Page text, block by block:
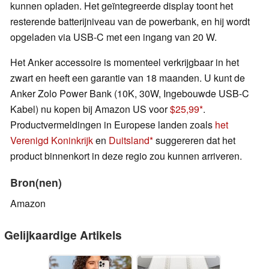
kunnen opladen. Het geïntegreerde display toont het
resterende batterijniveau van de powerbank, en hij wordt
opgeladen via USB-C met een ingang van 20 W.
Het Anker accessoire is momenteel verkrijgbaar in het
zwart en heeft een garantie van 18 maanden. U kunt de
Anker Zolo Power Bank (10K, 30W, Ingebouwde USB-C
Kabel) nu kopen bij Amazon US voor$25,99 .
Productvermeldingen in Europese landen zoals het
Verenigd Koninkrijken Duitsland suggereren dat het
product binnenkort in deze regio zou kunnen arriveren.
Bron(nen)
Amazon
Gelijkaardige Artikels